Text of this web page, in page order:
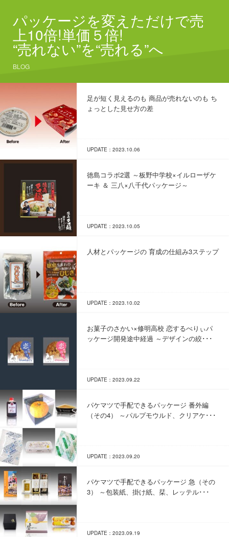
パッケージを変えただけで売
上10倍!単価５倍!
“売れない”を“売れる”へ
BLOG
足が短く見えるのも 商品が売れないのも ち
ょっとした見せ方の差
UPDATE：2023.10.06
徳島コラボ2選 ～板野中学校×イルローザケ
ーキ ＆ 三八×八千代パッケージ～
UPDATE：2023.10.05
人材とパッケージの 育成の仕組み3ステップ
UPDATE：2023.10.02
お菓子のさかい×修明高校 恋するべりぃパ
ッケージ開発途中経過 ～デザインの絞･･･
UPDATE：2023.09.22
パケマツで手配できるパッケージ 番外編
（その4） ～パルプモウルド、クリアケ･･･
UPDATE：2023.09.20
パケマツで手配できるパッケージ 急（その
3） ～包装紙、掛け紙、栞、レッテル･･･
UPDATE：2023.09.19